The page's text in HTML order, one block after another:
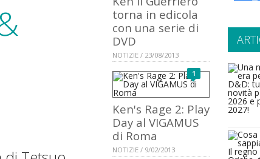
torna in edicola
con una serie di
DVD
NOTIZIE / 23/08/2013
1
Ken's Rage 2: Play
Day al VIGAMUS
di Roma
NOTIZIE / 9/02/2013